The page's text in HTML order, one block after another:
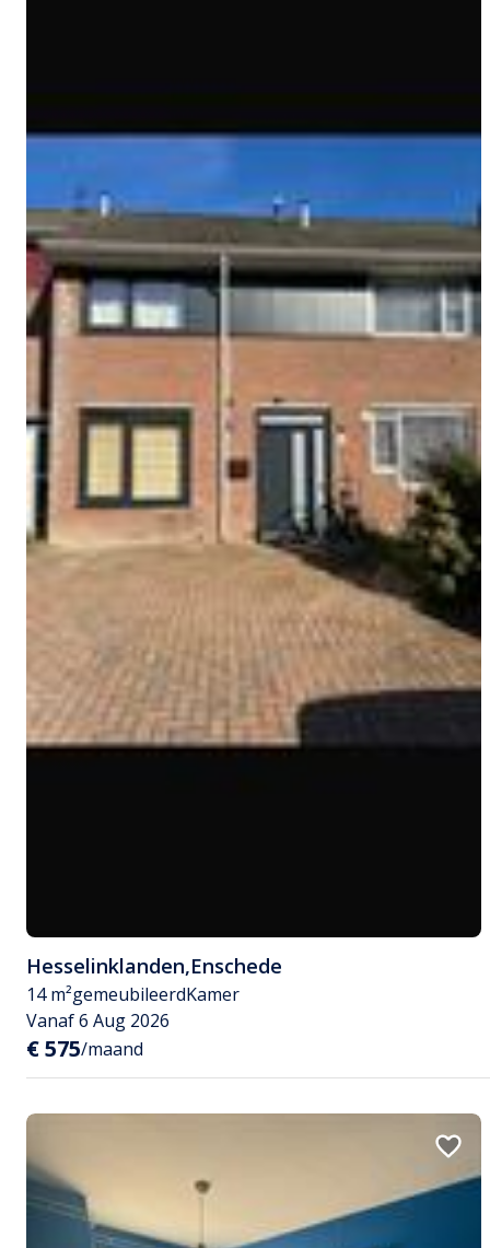
Hesselinklanden,Enschede
14 m²gemeubileerdKamer
Vanaf 6 Aug 2026
€ 575/maand